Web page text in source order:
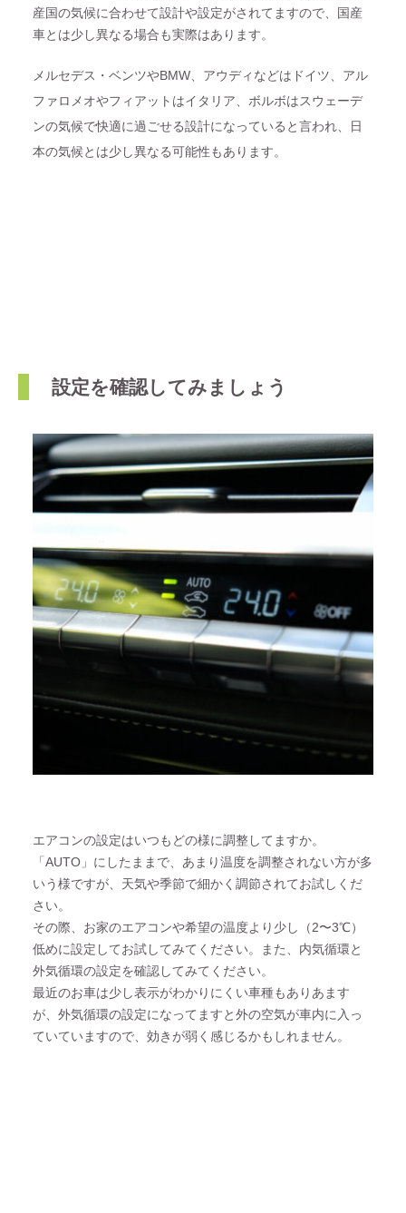
産国の気候に合わせて設計や設定がされてますので、国産
車とは少し異なる場合も実際はあります。
メルセデス・ベンツやBMW、アウディなどはドイツ、アル
ファロメオやフィアットはイタリア、ボルボはスウェーデ
ンの気候で快適に過ごせる設計になっていると言われ、日
本の気候とは少し異なる可能性もあります。
設定を確認してみましょう
エアコンの設定はいつもどの様に調整してますか。
「AUTO」にしたままで、あまり温度を調整されない方が多
いう様ですが、天気や季節で細かく調節されてお試しくだ
さい。
その際、お家のエアコンや希望の温度より少し（2〜3℃）
低めに設定してお試してみてください。また、内気循環と
外気循環の設定を確認してみてください。
最近のお車は少し表示がわかりにくい車種もありあます
が、外気循環の設定になってますと外の空気が車内に入っ
ていていますので、効きが弱く感じるかもしれません。